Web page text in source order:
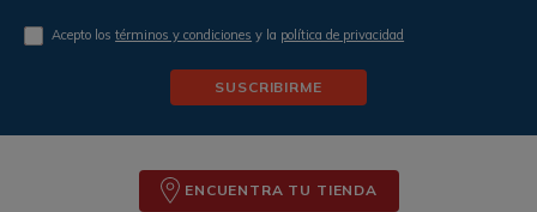
Acepto lostérminos y condiciones y la política de privacidad
SUSCRIBIRME
ENCUENTRA TU TIENDA